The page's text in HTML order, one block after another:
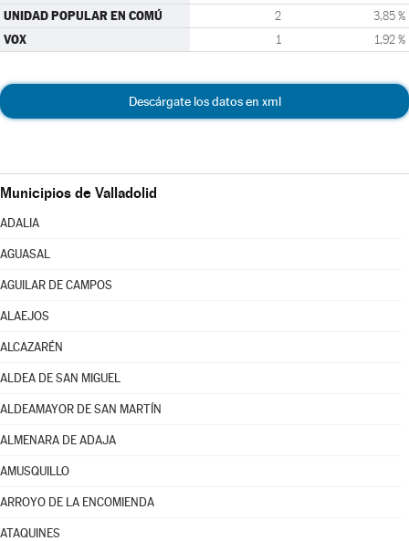
UNIDAD POPULAR EN COMÚ 2 3,85 %
VOX 1 1,92 %
Descárgate los datos en xml
Municipios de Valladolid
ADALIA
AGUASAL
AGUILAR DE CAMPOS
ALAEJOS
ALCAZARÉN
ALDEA DE SAN MIGUEL
ALDEAMAYOR DE SAN MARTÍN
ALMENARA DE ADAJA
AMUSQUILLO
ARROYO DE LA ENCOMIENDA
ATAQUINES